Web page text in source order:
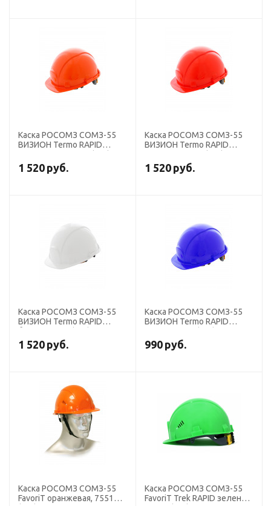
Каска РОСОМЗ СОМЗ-55
ВИЗИОН Termo RAPID
1 520 руб.
Каска РОСОМЗ СОМЗ-55
ВИЗИОН Termo RAPID
1 520 руб.
Каска РОСОМЗ СОМЗ-55
ВИЗИОН Termo RAPID
1 520 руб.
Каска РОСОМЗ СОМЗ-55
ВИЗИОН Termo RAPID
990 руб.
Каска РОСОМЗ СОМЗ-55
FavoriT оранжевая, 75514
Каска РОСОМЗ СОМЗ-55
FavoriТ Trek RAPID зеленая,